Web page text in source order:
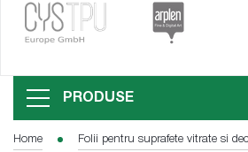
PRODUSE
Home Folii pentru suprafete vitrate si